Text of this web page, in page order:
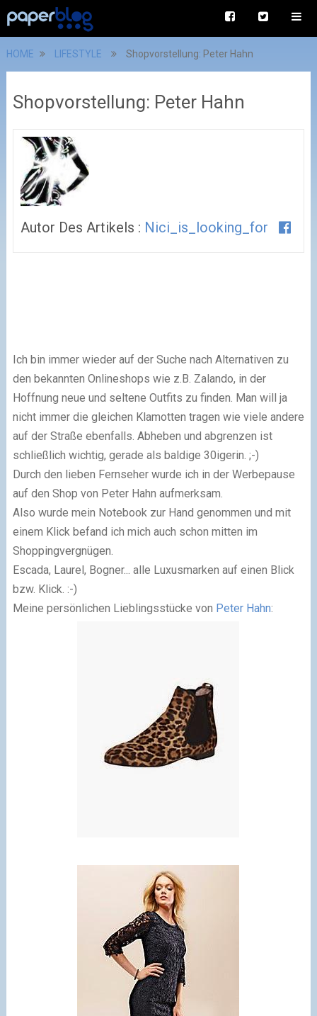
HOME LIFESTYLE Shopvorstellung: Peter Hahn
Shopvorstellung: Peter Hahn
Autor Des Artikels : Nici_is_looking_for
Ich bin immer wieder auf der Suche nach Alternativen zu
den bekannten Onlineshops wie z.B. Zalando, in der
Hoffnung neue und seltene Outfits zu finden. Man will ja
nicht immer die gleichen Klamotten tragen wie viele andere
auf der Straße ebenfalls. Abheben und abgrenzen ist
schließlich wichtig, gerade als baldige 30igerin. ;-)
Durch den lieben Fernseher wurde ich in der Werbepause
auf den Shop von Peter Hahn aufmerksam.
Also wurde mein Notebook zur Hand genommen und mit
einem Klick befand ich mich auch schon mitten im
Shoppingvergnügen.
Escada, Laurel, Bogner... alle Luxusmarken auf einen Blick
bzw. Klick. :-)
Meine persönlichen Lieblingsstücke von Peter Hahn: